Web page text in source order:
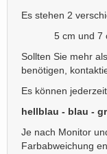
Es stehen 2
5 cm und 7
Sollten Sie mehr
benötigen,
Es können
hellblau - blau -
Je nach Monitor
Farbabweichung